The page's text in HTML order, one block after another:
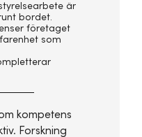
är
bordet.
företaget
som
kompetens
Forskning